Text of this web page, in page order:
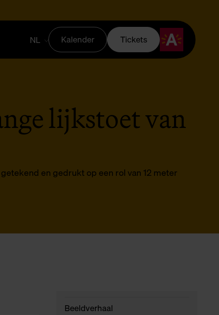
NL Kalender Tickets
lijkstoet van
en gedrukt op een rol van 12 meter
Beeldverhaal